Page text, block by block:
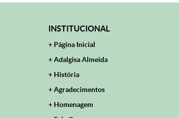
INSTITUCIONAL
Página Inicial
Adalgisa Almeida
História
Agradecimentos
Homenagem